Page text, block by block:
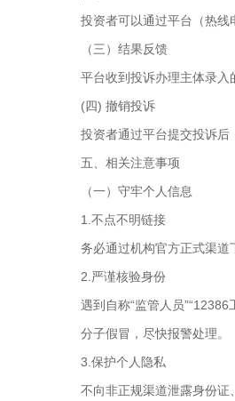
投资者可以通过平台（热线
（三）结果反馈
平台收到投诉办理主体录入
(四) 撤销投诉
投资者通过平台提交投诉后
五、相关注意事项
（一）守牢个人信息
1.不点不明链接
务必通过机构官方正式渠道
2.严谨核验身份
遇到自称“监管人员
分子假冒，尽快报警处理。
3.保护个人隐私
不向非正规渠道泄露身份证